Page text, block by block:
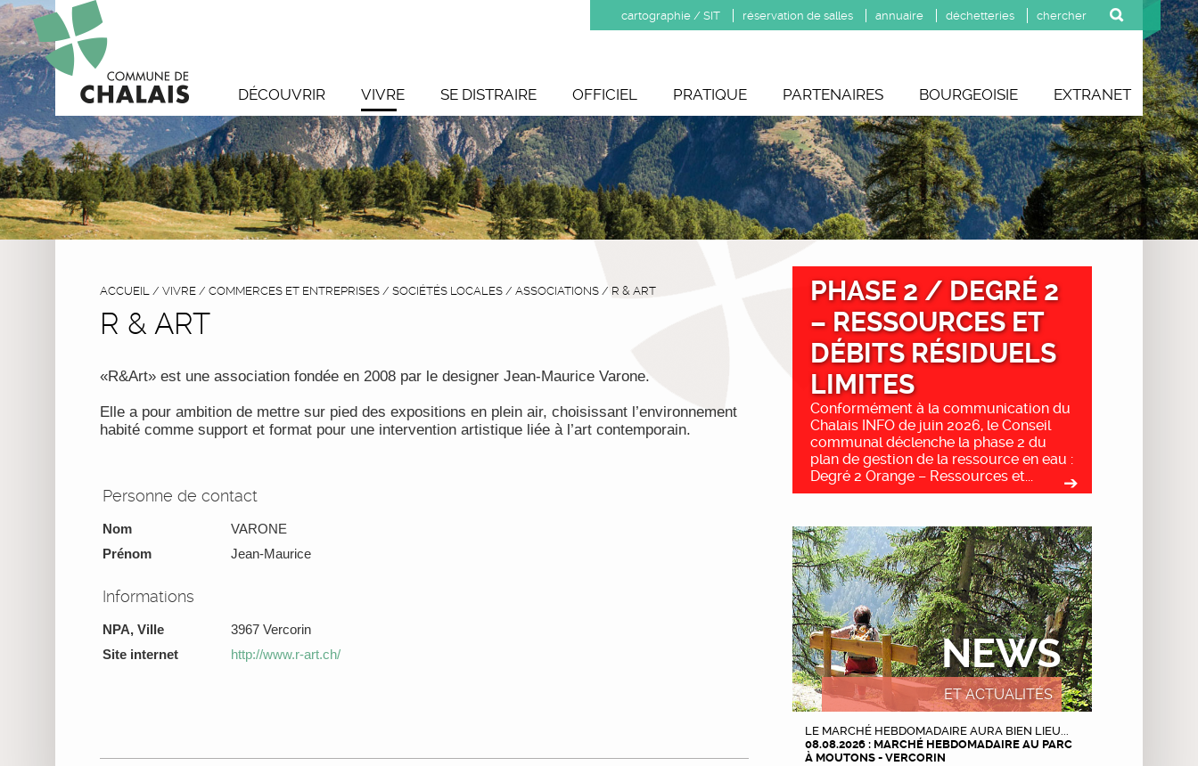
cartographie / SIT réservation de salles annuaire déchetteries
DÉCOUVRIR VIVRE SE DISTRAIRE OFFICIEL PRATIQUE PARTENAIRES BOURGEOISIE EXTRANET
ACCUEIL / VIVRE / COMMERCES ET ENTREPRISES / SOCIÉTÉS LOCALES / ASSOCIATIONS / R & ART
R & ART
«R&Art» est une association fondée en 2008 par le designer Jean-Maurice Varone.
Elle a pour ambition de mettre sur pied des expositions en plein air, choisissant l’environnement
habité comme support et format pour une intervention artistique liée à l’art contemporain.
Personne de contact
Nom
VARONE
Prénom
Jean-Maurice
Informations
NPA, Ville
3967 Vercorin
Site internet
http://www.r-art.ch/
PHASE 2 / DEGRÉ 2
– RESSOURCES ET
DÉBITS RÉSIDUELS
LIMITES
Conformément à la communication du
Chalais INFO de juin 2026, le Conseil
communal déclenche la phase 2 du
plan de gestion de la ressource en eau :
Degré 2 Orange – Ressources et...
NEWS
ET ACTUALITÉS
LE MARCHÉ HEBDOMADAIRE AURA BIEN LIEU...
08.08.2026 : MARCHÉ HEBDOMADAIRE AU PARC
À MOUTONS - VERCORIN